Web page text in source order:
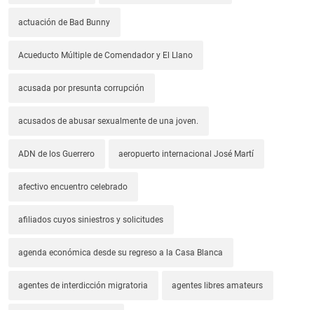
actuación de Bad Bunny
Acueducto Múltiple de Comendador y El Llano
acusada por presunta corrupción
acusados de abusar sexualmente de una joven.
ADN de los Guerrero aeropuerto internacional José Martí
afectivo encuentro celebrado
afiliados cuyos siniestros y solicitudes
agenda económica desde su regreso a la Casa Blanca
agentes de interdicción migratoria agentes libres amateurs